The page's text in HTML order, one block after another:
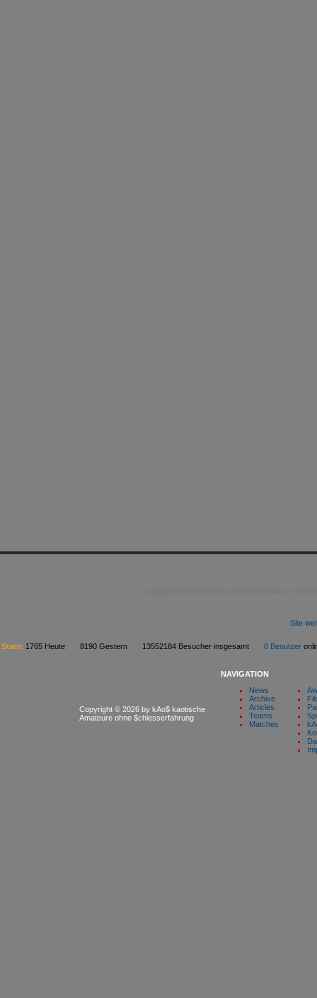
Site
Stats: 1765 Heute 8190 Gestern 13552184 Besucher insgesamt 0 Benutzer
Copyright © 2026 by kAo$ kaotische
Amateure ohne $chiesserfahrung
NAVIGATION
News
Archive
Articles
Teams
Matches